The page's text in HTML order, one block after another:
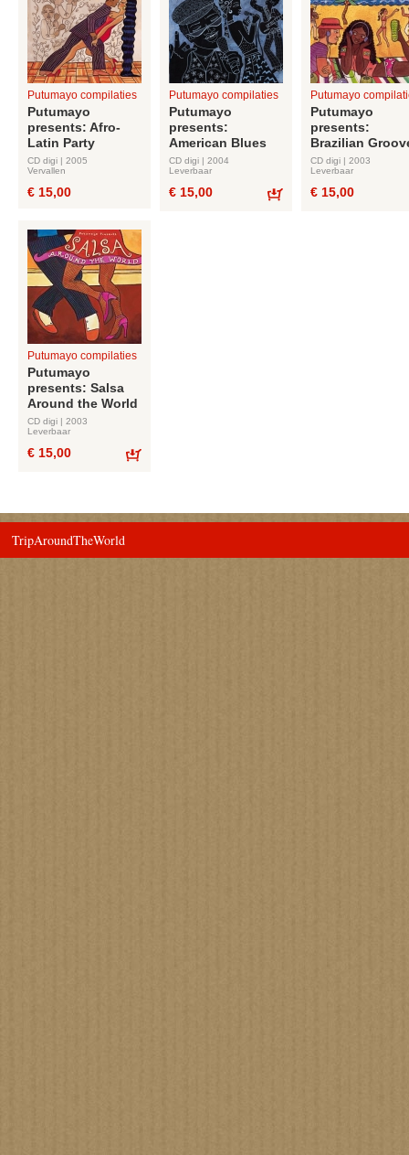
Putumayo compilaties
Putumayo
presents: Afro-
Latin Party
CD digi | 2005
Vervallen
€ 15,00
Putumayo compilaties
Putumayo
presents:
American Blues
CD digi | 2004
Leverbaar
€ 15,00
Putumayo
Putumayo
presents:
Brazilian
CD digi | 2003
Leverbaar
€ 15,00
Putumayo compilaties
Putumayo
presents: Salsa
Around the World
CD digi | 2003
Leverbaar
€ 15,00
TripAroundTheWorld